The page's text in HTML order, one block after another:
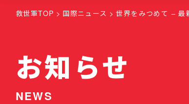
救世軍TOP 国際ニュース 世界をみつめて – 最
お知らせ
NEWS